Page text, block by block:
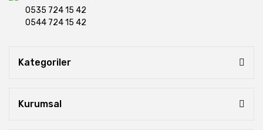
0535 724 15 42
0544 724 15 42
Kategoriler
Kurumsal